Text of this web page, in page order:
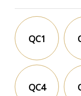
QC1
QC4